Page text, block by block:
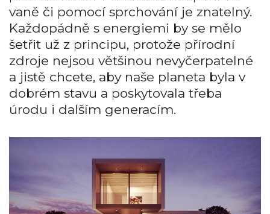
vaně či pomocí sprchování je znatelný.
Každopádně s energiemi by se mělo
šetřit už z principu, protože přírodní
zdroje nejsou většinou nevyčerpatelné
a jistě chcete, aby naše planeta byla v
dobrém stavu a poskytovala třeba
úrodu i dalším generacím.